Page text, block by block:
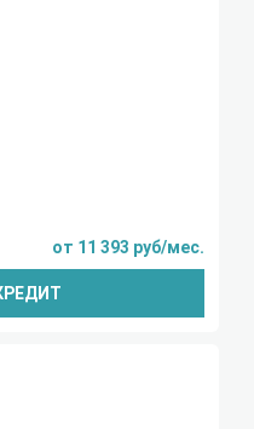
от 11 393 руб/мес.